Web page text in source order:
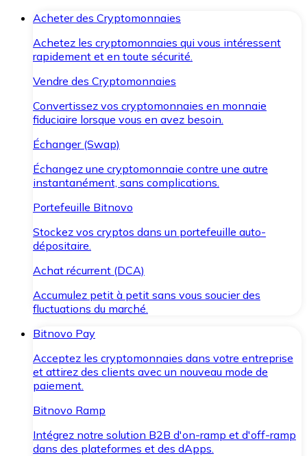
Acheter des Cryptomonnaies
Achetez les cryptomonnaies qui vous intéressent
rapidement et en toute sécurité.
Vendre des Cryptomonnaies
Convertissez vos cryptomonnaies en monnaie
fiduciaire lorsque vous en avez besoin.
Échanger (Swap)
Échangez une cryptomonnaie contre une autre
instantanément, sans complications.
Portefeuille Bitnovo
Stockez vos cryptos dans un portefeuille auto-
dépositaire.
Achat récurrent (DCA)
Accumulez petit à petit sans vous soucier des
fluctuations du marché.
Bitnovo Pay
Acceptez les cryptomonnaies dans votre entreprise
et attirez des clients avec un nouveau mode de
paiement.
Bitnovo Ramp
Intégrez notre solution B2B d'on-ramp et d'off-ramp
dans des plateformes et des dApps.